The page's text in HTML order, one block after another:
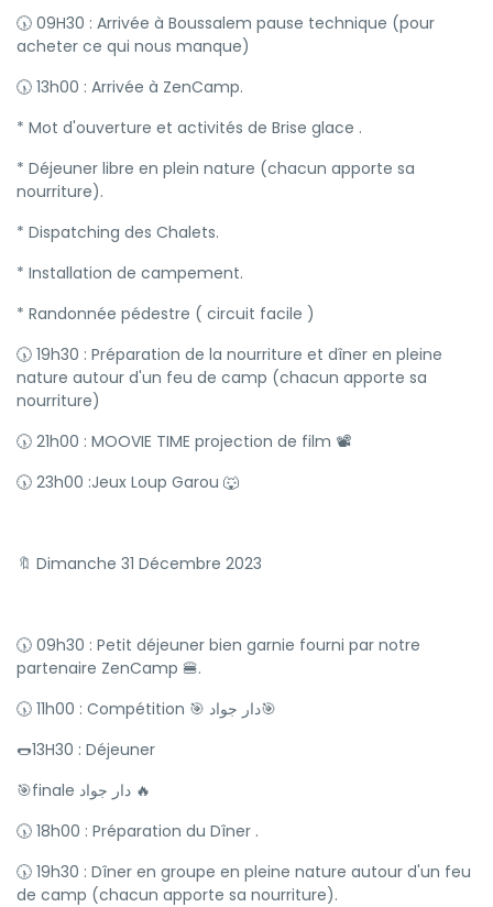
🕠 09H30 : Arrivée à Boussalem pause technique (pour
acheter ce qui nous manque)
🕠 13h00 : Arrivée à ZenCamp.
* Mot d'ouverture et activités de Brise glace .
* Déjeuner libre en plein nature (chacun apporte sa
nourriture).
* Dispatching des Chalets.
* Installation de campement.
* Randonnée pédestre ( circuit facile )
🕠 19h30 : Préparation de la nourriture et dîner en pleine
nature autour d'un feu de camp (chacun apporte sa
nourriture)
🕠 21h00 : MOOVIE TIME projection de film 📽
🕠 23h00 :Jeux Loup Garou 🐺
🔖 Dimanche 31 Décembre 2023
🕠 09h30 : Petit déjeuner bien garnie fourni par notre
partenaire ZenCamp 🍔.
🕠 11h00 : Compétition 🎯 دار جواد🎯
🌭13H30 : Déjeuner
🎯finale دار جواد 🔥
🕠 18h00 : Préparation du Dîner .
🕠 19h30 : Dîner en groupe en pleine nature autour d'un feu
de camp (chacun apporte sa nourriture).